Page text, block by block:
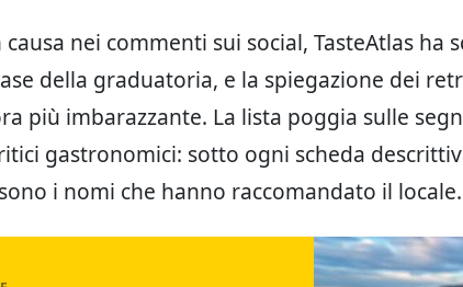
nei commenti sui social, TasteAtlas ha
della graduatoria, e la spiegazione dei
più imbarazzante. La lista poggia sulle
gastronomici: sotto ogni scheda
i nomi che hanno raccomandato il locale.